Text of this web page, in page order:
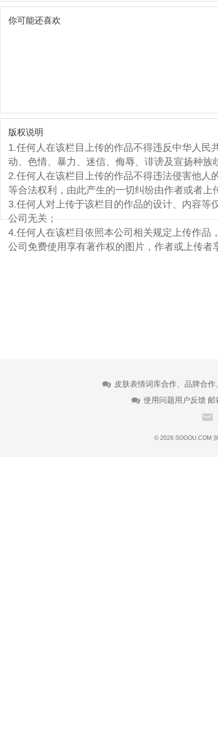
你可能还喜欢
版权说明
1.任何人在该栏目上传的作品不得违反中华人民
动、色情、暴力、迷信、侮辱、诽谤及宣扬种族
2.任何人在该栏目上传的作品不得违法侵害他人
等合法权利，由此产生的一切纠纷由作者或者上
3.任何人对上传于该栏目的作品的设计、内容等
公司无关；
4.任何人在该栏目依照本公司相关规定上传作品
公司免费使用享有著作权的图片，作者或上传者
皮肤表情词库合作、品牌合
使用问题用户反馈 邮
© 2026 SOGOU.COM